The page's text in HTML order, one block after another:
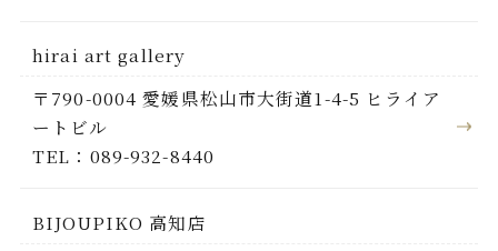
hirai art gallery
〒790-0004 愛媛県松山市大街道1-4-5 ヒライア
ートビル
TEL：089-932-8440
BIJOUPIKO 高知店